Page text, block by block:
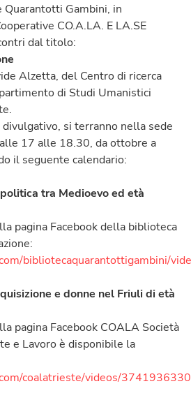
Quarantotti Gambini, in
CO.A.LA. E LA.SE
dal titolo:
Alzetta, del Centro di ricerca
di Studi Umanistici
si terranno nella sede
17 alle 18.30, da ottobre a
il seguente calendario:
tra Medioevo ed età
pagina Facebook della biblioteca
bibliotecaquarantottigambini/
e donne nel Friuli di età
pagina Facebook COALA Società
e Lavoro è disponibile la
coalatrieste/videos/